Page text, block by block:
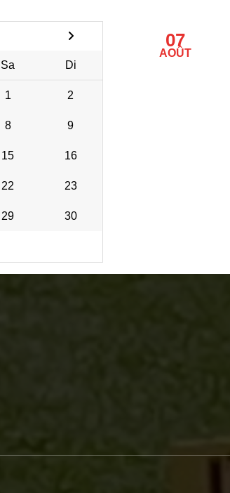
Sa Di
1 2
8 9
15 16
22 23
29 30
07
AOÛT